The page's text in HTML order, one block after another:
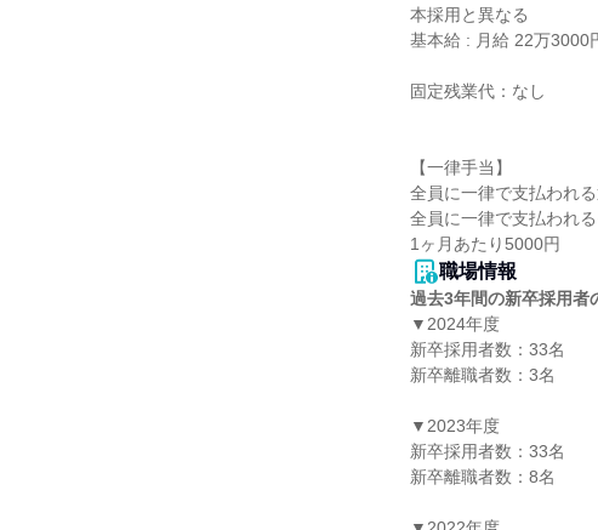
本採用と異なる
基本給 : 月給 22万3000
固定残業代：なし
【一律手当】
全員に一律で支払われ
全員に一律で支払われ
職場情報
過去3年間の新卒採用者
▼2024年度
新卒採用者数：33名
新卒離職者数：3名
▼2023年度
新卒採用者数：33名
新卒離職者数：8名